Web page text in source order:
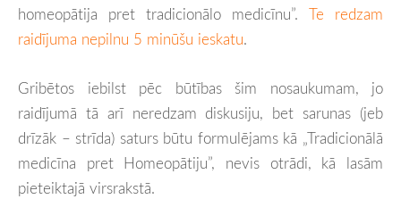
homeopātija pret tradicionālo medicīnu”. Te redzam
raidījuma nepilnu 5 minūšu ieskatu.
Gribētos iebilst pēc būtības šim nosaukumam, jo
raidījumā tā arī neredzam diskusiju, bet sarunas (jeb
drīzāk – strīda) saturs būtu formulējams kā „Tradicionālā
medicīna pret Homeopātiju”, nevis otrādi, kā lasām
pieteiktajā virsrakstā.